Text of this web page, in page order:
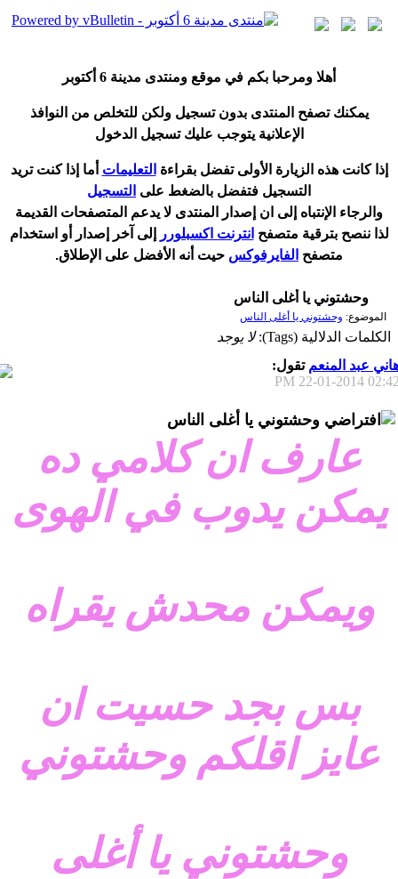
هلا ومرحبا بكم في موقع ومنتدى مدينة 6 أكتوبر
يمكنك تصفح المنتدى بدون تسجيل ولكن للتخلص من النوافذ
الإعلانية يتوجب عليك تسجيل الدخول
إذا كانت هذه الزيارة الأولى تفضل بقراءة التعليمات ما إذا كنت تريد
التسجيل فتفضل بالضغط على التسجيل
والرجاء الإنتباه إلى ان إصدار المنتدى لا يدعم المتصفحات القديمة
لذا ننصح بترقية متصفح انترنت اكسبلورر إلى آخر إصدار أو استخدام
متصفح الفايرفوكس حيت نه الأفضل على الإطلاق.
وحشتوني يا أغلى الناس
الموضوع: وحشتوني يا أغلى الناس
الكلمات الدلالية (Tags):
لا يوجد
عبد المنعم تقول:
22-01-2014 02:42
وحشتوني يا أغلى الناس
عارف ان كلامي ده
يمكن يدوب في الهوى
ويمكن محدش يقراه
بس بجد حسيت ان
عايز اقلكم وحشتوني
وحشتوني يا أغلى